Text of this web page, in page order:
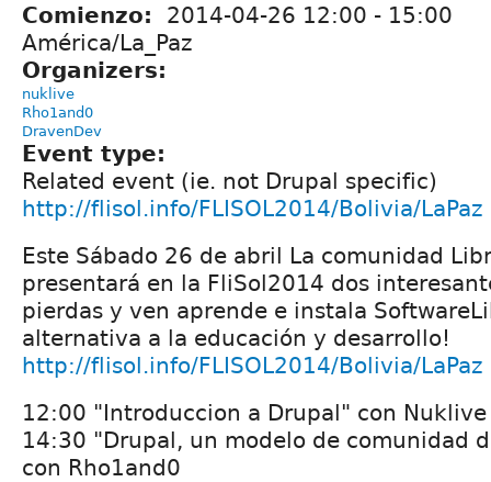
Comienzo: 2014-04-26 12:00 - 15:00
América/La_Paz
Organizers:
nuklive
Rho1and0
DravenDev
Event type:
Related event (ie. not Drupal specific)
http://flisol.info/FLISOL2014/Bolivia/LaPaz
Este Sábado 26 de abril La comunidad
presentará en la ‪‎FliSol2014‬ dos
pierdas y ven aprende e instala
alternativa a la educación y desarrollo!
http://flisol.info/FLISOL2014/Bolivia/LaPaz
12:00 "Introduccion a Drupal" con Nuklive
14:30 "Drupal, un modelo de comunidad
con Rho1and0